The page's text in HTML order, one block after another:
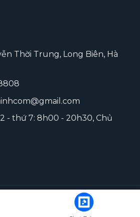
Thời Trung, Long Biên, Hà
- thứ 7: 8h00 - 20h30, Chủ
© In Hoàng Minh